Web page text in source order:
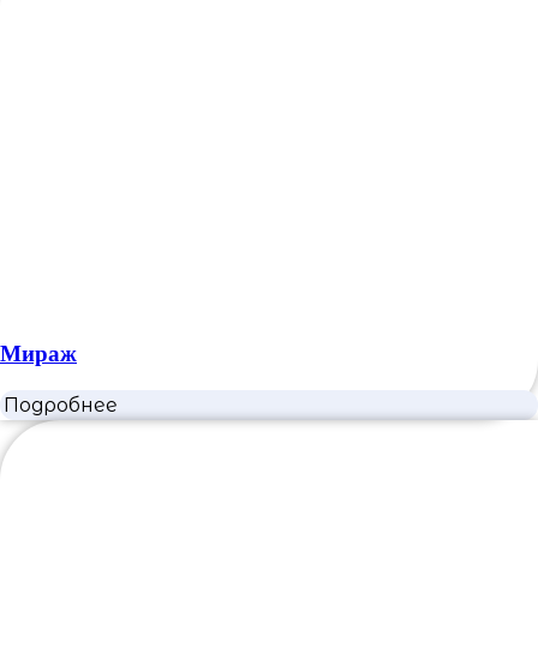
Мираж
Подробнее